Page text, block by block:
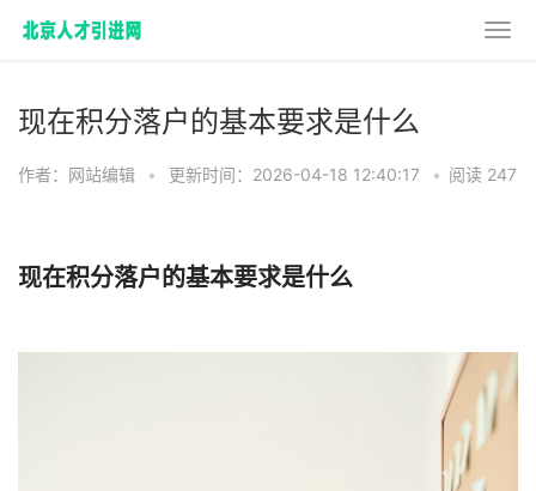
现在积分落户的基本要求是什么
作者：网站编辑 • 更新时间：2026-04-18 12:40:17 • 阅读 247
现在积分落户的基本要求是什么